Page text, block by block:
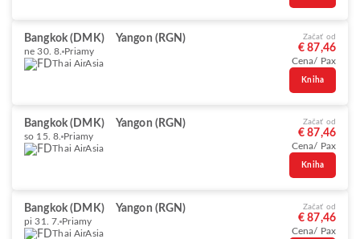
Bangkok (DMK) Yangon (RGN)
ne 30. 8. Priamy
Thai AirAsia
Začať od
€ 87,46
Cena/ Pax
Kniha
Bangkok (DMK) Yangon (RGN)
so 15. 8. Priamy
Thai AirAsia
Začať od
€ 87,46
Cena/ Pax
Kniha
Bangkok (DMK) Yangon (RGN)
pi 31. 7. Priamy
Thai AirAsia
Začať od
€ 87,46
Cena/ Pax